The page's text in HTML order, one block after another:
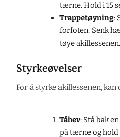
tærne. Hold i 15
Trappetøyning:
forfoten. Senk
tøye
Styrkeøvelser
For å styrke akillessenen,
Tåhev: Stå bak
på tærne og hold